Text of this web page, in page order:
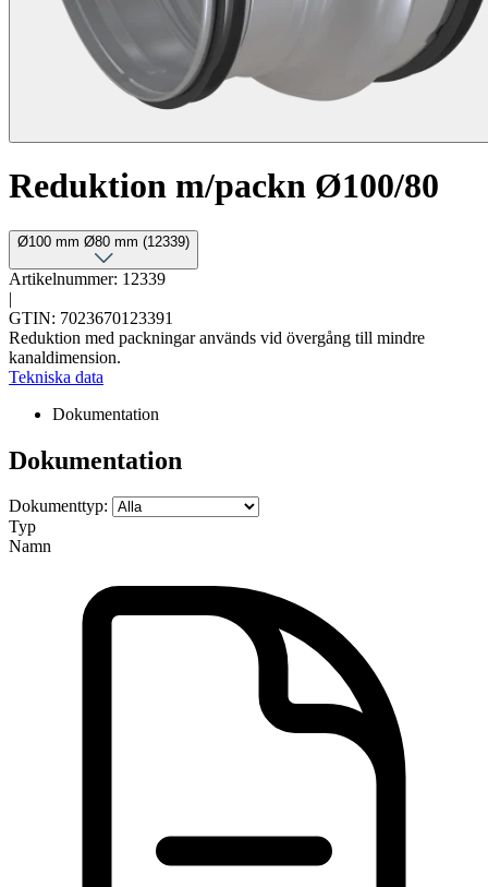
Reduktion m/packn Ø100/80
Ø100 mm Ø80 mm (12339)
Artikelnummer: 12339
|
GTIN: 7023670123391
Reduktion med packningar används vid övergång till mindre
kanaldimension.
Tekniska data
Dokumentation
Dokumentation
Dokumenttyp:
Typ
Namn